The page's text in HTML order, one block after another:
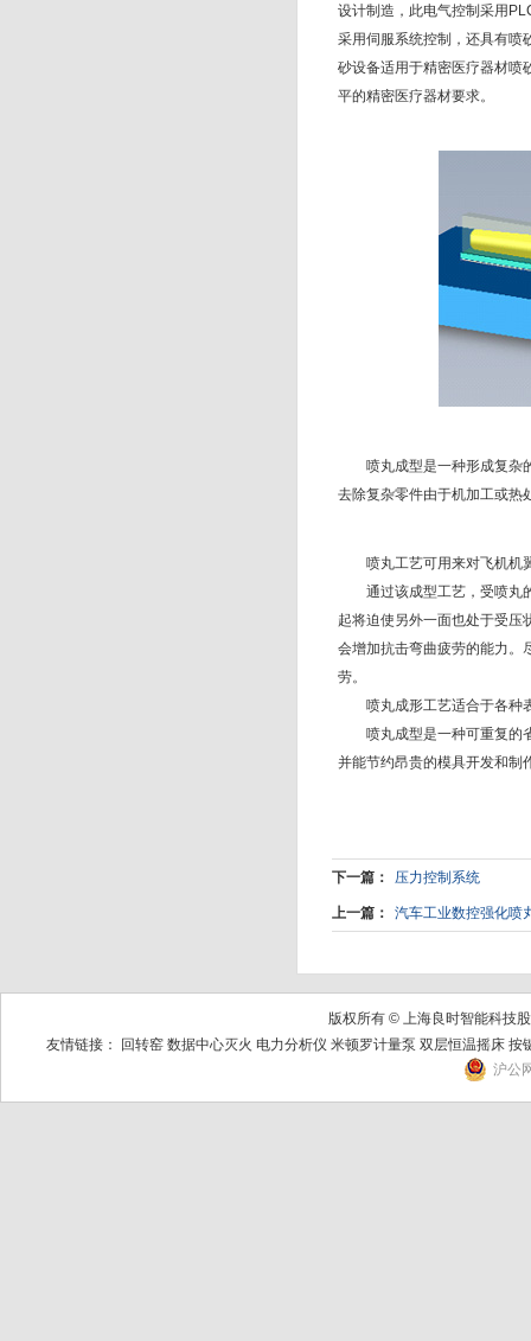
设计制造，此电气控制采用
采用伺服系统控制，还具有喷
砂设备适用于精密医疗器材喷
平的精密医疗器材要求。
喷丸成型是一种形成复杂
去除复杂零件由于机加工或热
喷丸工艺可用来对飞机机
通过该成型工艺，受喷丸
起将迫使另外一面也处于受压
会增加抗击弯曲疲劳的能力。
劳。
喷丸成形工艺适合于各种
喷丸成型是一种可重复的
并能节约昂贵的模具开发和制
下一篇： 压力控制系统
上一篇： 汽车工业数控强化喷
版权所有 © 上海良时智能科技
友情链接：
回转窑 数据中心灭火 电力分析仪 米顿罗计量泵 双层恒温摇床 按
沪公